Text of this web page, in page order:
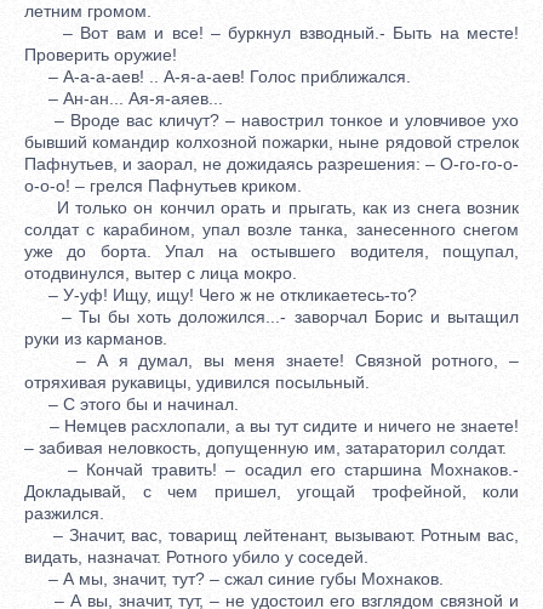
летним громом.
– Вот вам и все! – буркнул взводный.- Быть на месте!
Проверить оружие!
– А-а-а-аев! .. А-я-а-аев! Голос приближался.
– Ан-ан... Ая-я-аяев...
– Вроде вас кличут? – навострил тонкое и уловчивое ухо
бывший командир колхозной пожарки, ныне рядовой стрелок
Пафнутьев, и заорал, не дожидаясь разрешения: – О-го-го-о-
о-о-о! – грелся Пафнутьев криком.
И только он кончил орать и прыгать, как из снега возник
солдат с карабином, упал возле танка, занесенного снегом
уже до борта. Упал на остывшего водителя, пощупал,
отодвинулся, вытер с лица мокро.
– У-уф! Ищу, ищу! Чего ж не откликаетесь-то?
– Ты бы хоть доложился...- заворчал Борис и вытащил
руки из карманов.
– А я думал, вы меня знаете! Связной ротного, –
отряхивая рукавицы, удивился посыльный.
– С этого бы и начинал.
– Немцев расхлопали, а вы тут сидите и ничего не знаете!
– забивая неловкость, допущенную им, затараторил солдат.
– Кончай травить! – осадил его старшина Мохнаков.-
Докладывай, с чем пришел, угощай трофейной, коли
разжился.
– Значит, вас, товарищ лейтенант, вызывают. Ротным вас,
видать, назначат. Ротного убило у соседей.
– А мы, значит, тут? – сжал синие губы Мохнаков.
– А вы, значит, тут, – не удостоил его взглядом связной и